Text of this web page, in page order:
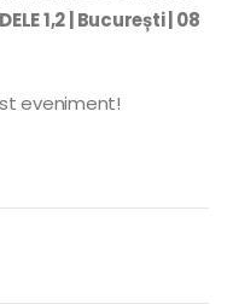
1,2 | București | 08
eveniment!